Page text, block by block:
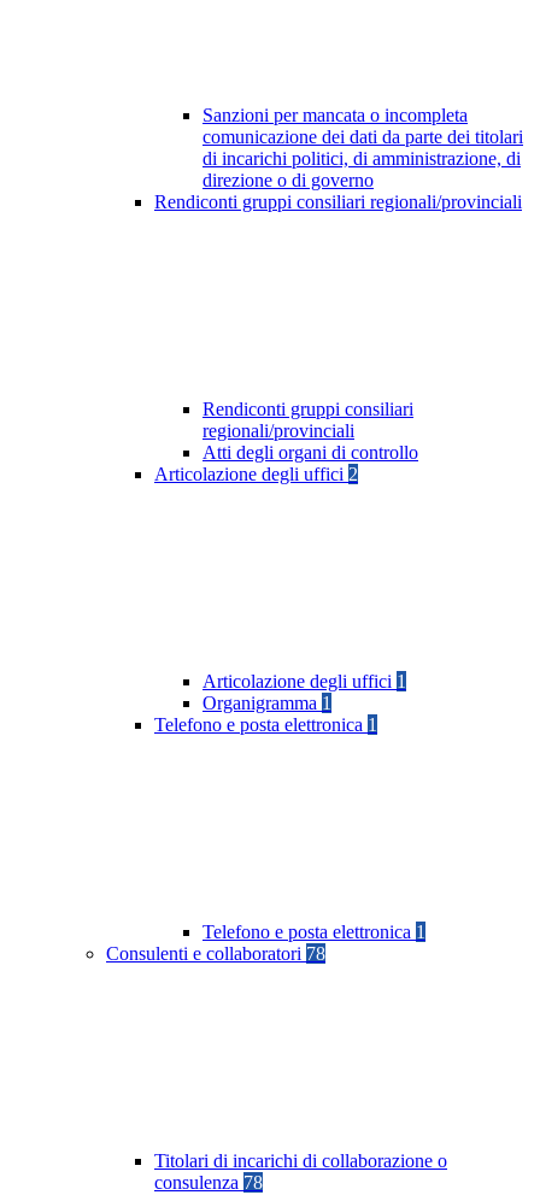
Sanzioni per mancata o incompleta
comunicazione dei dati da parte dei titolari
di incarichi politici, di amministrazione, di
direzione o di governo
Rendiconti gruppi consiliari regionali/provinciali
Rendiconti gruppi consiliari
regionali/provinciali
Atti degli organi di controllo
Articolazione degli uffici 2
Articolazione degli uffici 1
Organigramma 1
Telefono e posta elettronica 1
Telefono e posta elettronica 1
Consulenti e collaboratori 78
Titolari di incarichi di collaborazione o
consulenza 78